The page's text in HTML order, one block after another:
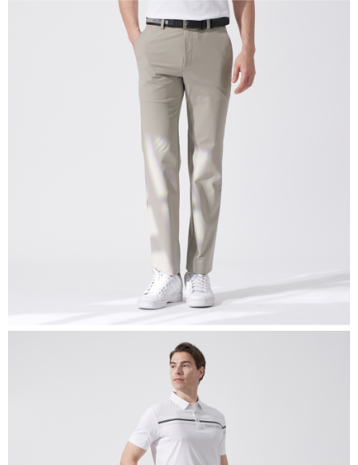
每筆NT$60，滿NT$1,200(含以上)免運費
每筆NT$60，滿NT$1,200(含以上)免運費
每筆NT$60，滿NT$1,200(含以上)免運費
每筆NT$60，滿NT$1,200(含以上)免運費
每筆NT$80，滿NT$1,200(含以上)免運費
每筆NT$80，滿NT$1,200(含以上)免運費